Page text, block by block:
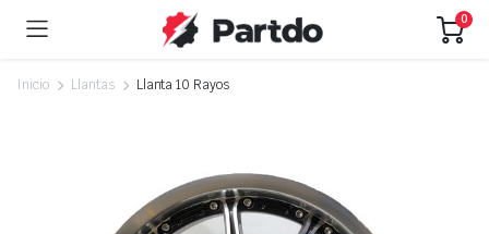
0
Inicio Llantas Llanta 10 Rayos